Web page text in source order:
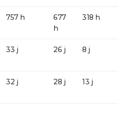
757 h
677
h
318 h
33 j 26 j 8 j
32 j 28 j 13 j